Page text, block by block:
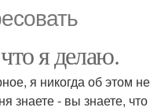
я делаю.
я никогда об этом не
знаете - вы знаете, что